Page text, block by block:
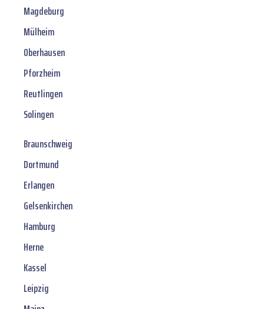
Magdeburg
Mülheim
Oberhausen
Pforzheim
Reutlingen
Solingen
Braunschweig
Dortmund
Erlangen
Gelsenkirchen
Hamburg
Herne
Kassel
Leipzig